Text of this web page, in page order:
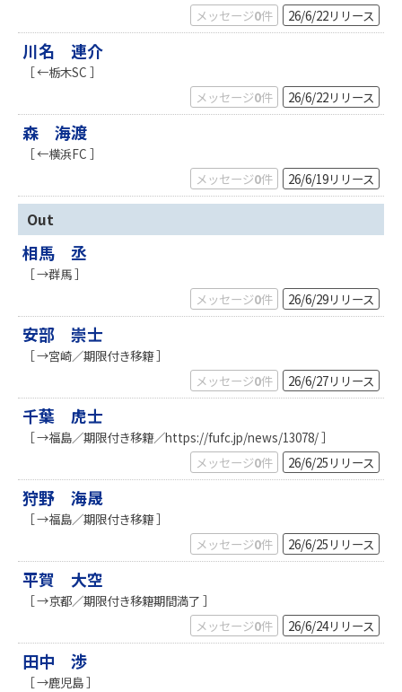
メッセージ0件 26/6/22リリース
川名 連介
［ ←栃木SC ］
メッセージ0件 26/6/22リリース
森 海渡
［ ←横浜FC ］
メッセージ0件 26/6/19リリース
Out
相馬 丞
［ →群馬 ］
メッセージ0件 26/6/29リリース
安部 崇士
［ →宮崎／期限付き移籍 ］
メッセージ0件 26/6/27リリース
千葉 虎士
［ →福島／期限付き移籍／https://fufc.jp/news/13078/ ］
メッセージ0件 26/6/25 リリース
狩野 海晟
［ →福島／期限付き移籍 ］
メッセージ0件 26/6/25 リリース
平賀 大空
［ →京都／期限付き移籍期間満了 ］
メッセージ0件 26/6/24リリース
田中 渉
［ →鹿児島 ］